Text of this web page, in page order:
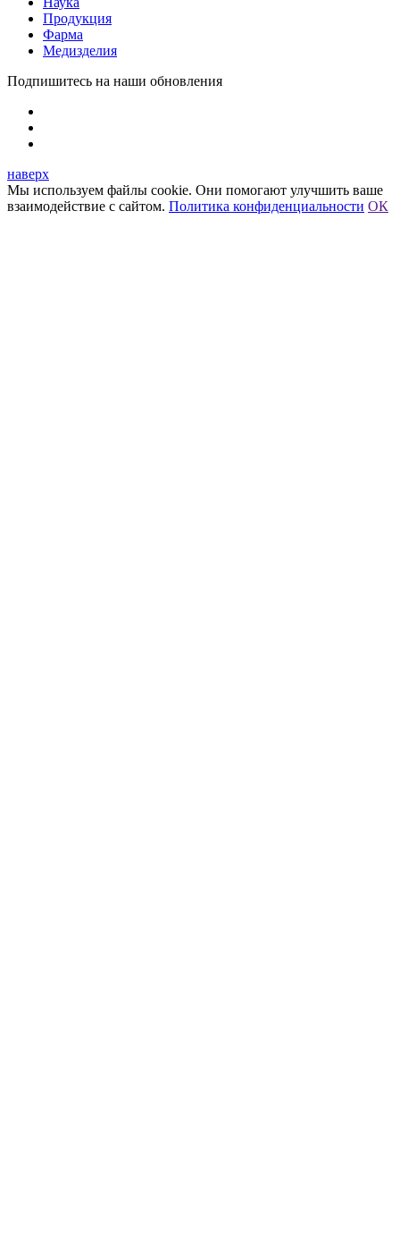
Продукция
Фарма
Медизделия
Подпишитесь на наши обновления
наверх
Мы используем файлы cookie. Они помогают улучшить ваше
взаимодействие с сайтом. Политика конфиденциальности ОК